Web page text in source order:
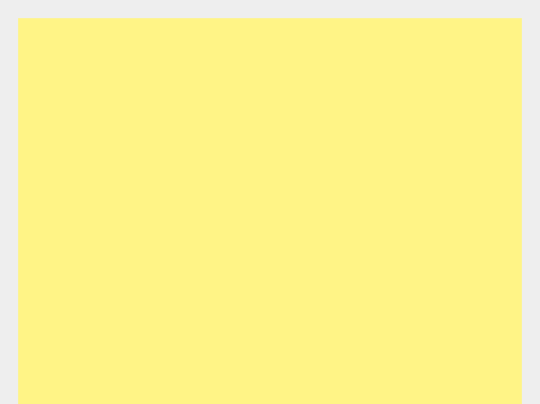
Newsletter